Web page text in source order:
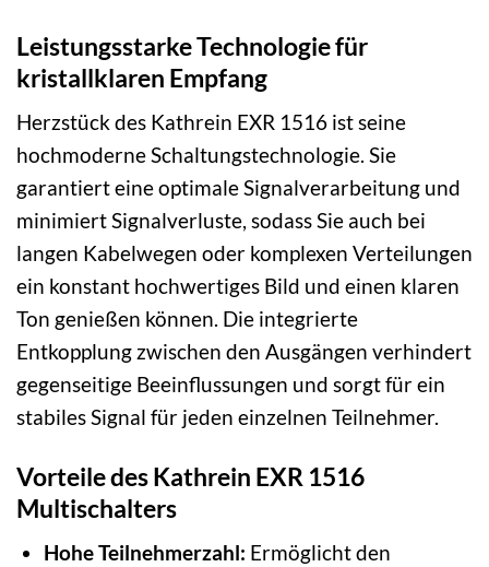
Leistungsstarke Technologie für
kristallklaren Empfang
Herzstück des Kathrein EXR 1516 ist seine
hochmoderne Schaltungstechnologie. Sie
garantiert eine optimale Signalverarbeitung und
minimiert Signalverluste, sodass Sie auch bei
langen Kabelwegen oder komplexen Verteilungen
ein konstant hochwertiges Bild und einen klaren
Ton genießen können. Die integrierte
Entkopplung zwischen den Ausgängen verhindert
gegenseitige Beeinflussungen und sorgt für ein
stabiles Signal für jeden einzelnen Teilnehmer.
Vorteile des Kathrein EXR 1516
Multischalters
Hohe Teilnehmerzahl: Ermöglicht den